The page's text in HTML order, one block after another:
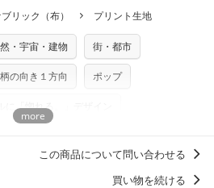
欄に「50cmずつカット希望」など
位でのカットのみ）
てもっと詳しく見る
せん。出来上がり次第、順次発送
さい）
ング型紙シリーズ）および柄がえ
型紙は商用利用できませんのでご
の転用・販売および型紙を使用して
はこちら
リック（布） プリント生地
・宇宙・建物 街・都市
柄の向き１方向 ポップ
に「惚れる。」デザイン
この商品について問い合わせる
買い物を続ける